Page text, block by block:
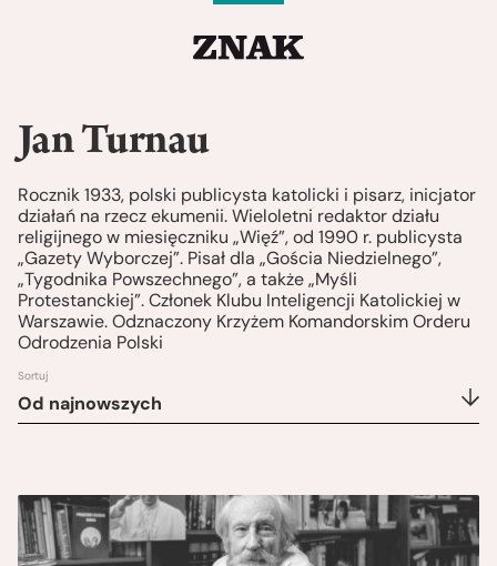
Jan Turnau
Rocznik 1933, polski publicysta katolicki i pisarz, inicjator
działań na rzecz ekumenii. Wieloletni redaktor działu
religijnego w miesięczniku „Więź”, od 1990 r. publicysta
„Gazety Wyborczej”. Pisał dla „Gościa Niedzielnego”,
„Tygodnika Powszechnego”, a także „Myśli
Protestanckiej”. Członek Klubu Inteligencji Katolickiej w
Warszawie. Odznaczony Krzyżem Komandorskim Orderu
Odrodzenia Polski
Sortuj
Od najnowszych